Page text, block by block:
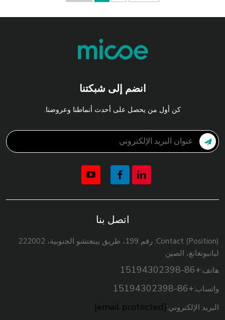
انضم إلى شبكتنا
كن أول من يحصل على أحدث أنماطنا وعروضنا.
اتصل بنا
Contact (Position): رقم 199، طريق يينغتشو الجنوبية، 222002
ليانيونغانغ، الصين
هاتف:+86-15194302398
واتساب:+86-15194302398
البريد الإلكتروني:[email protected]